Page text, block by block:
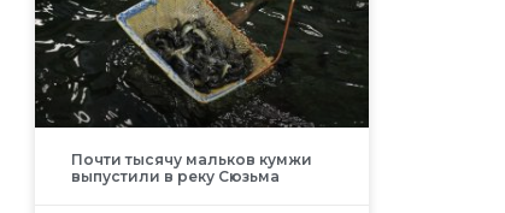
Почти тысячу мальков кумжи
выпустили в реку Сюзьма